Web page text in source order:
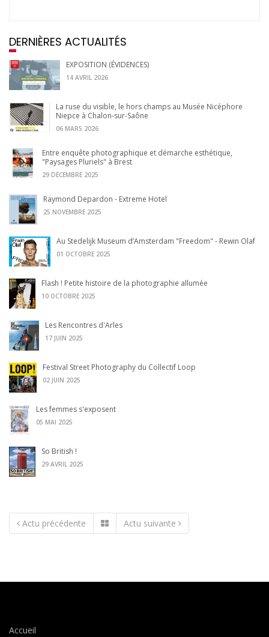
DERNIÈRES ACTUALITÉS
EXPOSITION (ÉVIDENCES)
14 AVRIL 2026
La ruse du visible, le hors champs au Musée Nicéphore
Niepce à Chalon-sur-Saône
06 MARS 2026
Entre enquête photographique et démarche esthétique,
"Paysages Pluriels" à Brest
29 DÉCEMBRE 2025
Raymond Depardon - Extreme Hotel
25 NOVEMBRE 2025
Au Stedelijk Museum d’Amsterdam "Freedom" - Rewin Olaf
01 OCTOBRE 2025
Flash ! Petite histoire de la photographie allumée
10 OCTOBRE 2025
Les Rencontres d'Arles
17 JUIN 2025
Festival Street Photography du Collectif Loop
02 JUIN 2025
Les femmes s'exposent
05 MAI 2025
So British !
29 AVRIL 2025
Actu précédente Actu suivante
Accueil